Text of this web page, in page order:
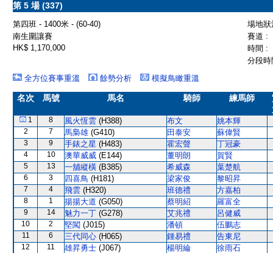
第 5 場 (337)
第四班 - 1400米 - (60-40)
場地
南生圍讓賽
賽道 :
HK$ 1,170,000
時間 :
分段
全方位賽事重溫
餘勢分析 模擬鳥瞰重溫
名次 馬號 馬名 騎師 練馬師
1 8 風火恆雲 (H388) 布文 姚本輝
2 7 馬梟雄 (G410) 田泰安 蘇偉賢
3 9 手錶之星 (H483) 霍宏聲 丁冠豪
4 10 澳華威威 (E144) 董明朗 賀賢
5 13 一舖縱橫 (B385) 希威森 葉楚航
6 3 四喜鳥 (H181) 梁家俊 黎昭昇
7 4 飛雲 (H320) 班德禮 方嘉柏
8 1 揚揚大道 (G050) 蔡明紹 羅富全
9 14 魅力一丁 (G278) 艾兆禮 呂健威
10 2 堅闖 (J015) 潘頓 伍鵬志
11 6 三代同心 (H065) 鍾易禮 告東尼
12 11 雄昇勇士 (J067) 楊明綸 徐雨石